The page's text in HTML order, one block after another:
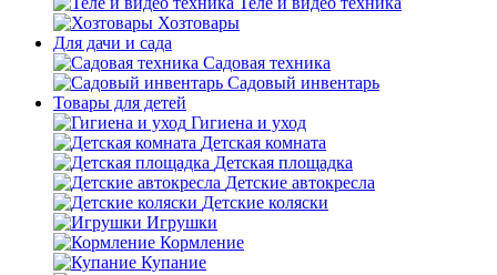
Хозтовары
Для дачи и сада
Садовая техника
Садовый инвентарь
Товары для детей
Гигиена и уход
Детская комната
Детская площадка
Детские автокресла
Детские коляски
Игрушки
Кормление
Купание